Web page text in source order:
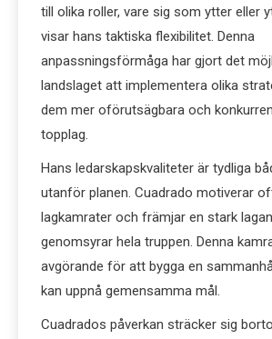
till olika roller, vare sig som ytter eller
visar hans taktiska flexibilitet. Denna
anpassningsförmåga har gjort det
landslaget att implementera olika
dem mer oförutsägbara och
topplag.
Hans ledarskapskvaliteter är tydliga
utanför planen. Cuadrado motiverar
lagkamrater och främjar en stark
genomsyrar hela truppen. Denna
avgörande för att bygga en
kan uppnå gemensamma mål.
Cuadrados påverkan sträcker sig